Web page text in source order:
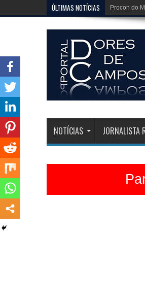
ÚLTIMAS NOTÍCIAS Dona
NOTÍCIAS JORNALISTA